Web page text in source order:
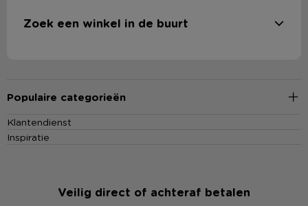
Zoek een winkel in de buurt
Populaire categorieën
Klantendienst
Inspiratie
Veilig direct of achteraf betalen